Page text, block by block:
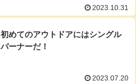
2023.10.31
初めてのアウトドアにはシングル
バーナーだ！
2023.07.20